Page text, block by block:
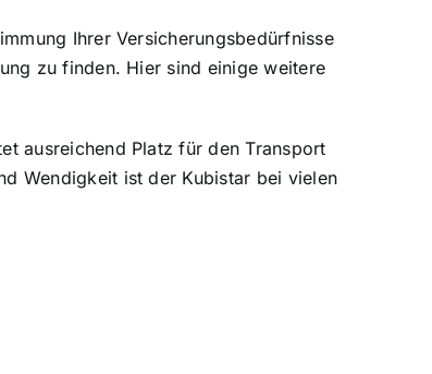
Ihrer Versicherungsbedürfnisse
zu finden. Hier sind einige weitere
ausreichend Platz für den Transport
Wendigkeit ist der Kubistar bei vielen